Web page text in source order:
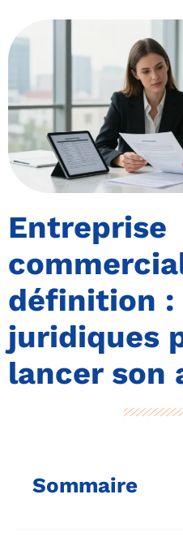
Entreprise
définition :
juridiques
lancer son
Sommaire